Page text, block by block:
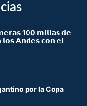
100 𝗺𝗶𝗹𝗹𝗮𝘀 𝗱𝗲
𝗹𝗼𝘀 𝗔𝗻𝗱𝗲𝘀 𝗰𝗼𝗻 𝗲𝗹
por la Copa